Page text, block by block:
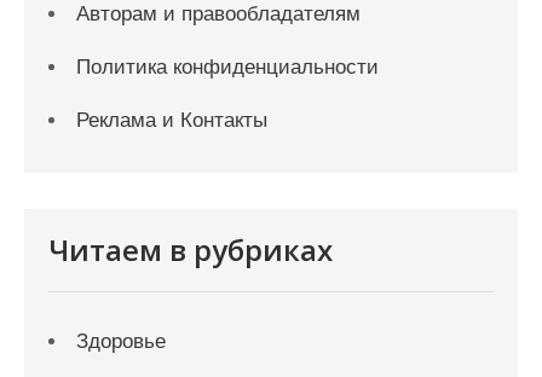
Авторам и правообладателям
Политика конфиденциальности
Реклама и Контакты
Читаем в рубриках
Здоровье